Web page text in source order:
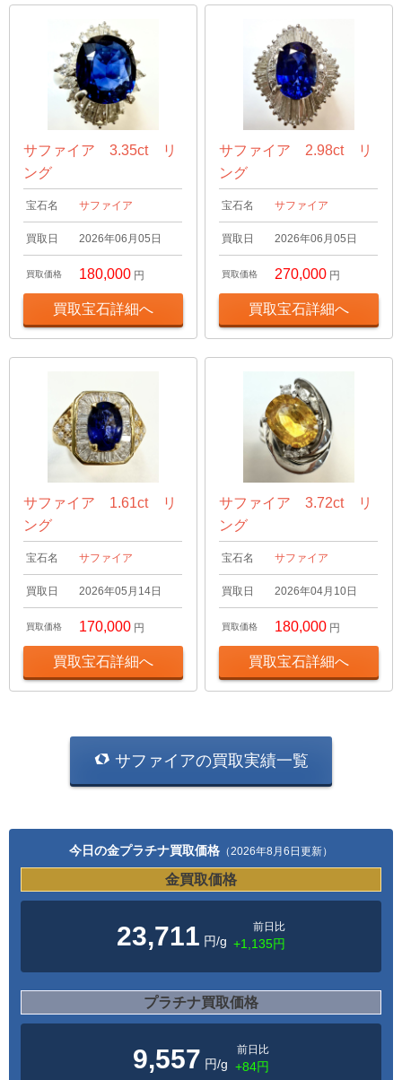
サファイア 3.35ct リ
ング
宝石名 サファイア
買取日 2026年06月05日
買取価格 180,000 円
買取宝石詳細へ
サファイア 2.98ct リ
ング
宝石名 サファイア
買取日 2026年06月05日
買取価格 270,000 円
買取宝石詳細へ
サファイア 1.61ct リ
ング
宝石名 サファイア
買取日 2026年05月14日
買取価格 170,000 円
買取宝石詳細へ
サファイア 3.72ct リ
ング
宝石名 サファイア
買取日 2026年04月10日
買取価格 180,000 円
買取宝石詳細へ
サファイアの買取実績一覧
今日の金プラチナ買取価格 （2026年8月6日更新）
金買取価格
23,711 円/g
前日比
+1,135円
プラチナ買取価格
9,557 円/g
前日比
+84円